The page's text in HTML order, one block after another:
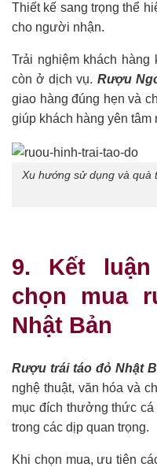
Thiết kế sang trọng thể
cho người nhận.
Trải nghiệm khách
còn ở dịch vụ. Rượu
giao hàng đúng hẹn và
giúp khách hàng yên tâm
Xu hướng sử dụng và quà
9. Kết
chọn mua
Nhật Bản
Rượu trái táo đỏ Nhật
nghệ thuật, văn hóa và
mục đích thưởng thức
trong các dịp quan trọng.
Khi chọn mua, ưu tiên